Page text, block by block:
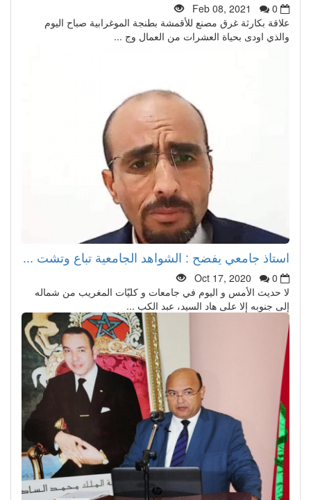
Feb 08, 2021
0
علاقة بكارثة غرق مصنع للأقمشة بطنجة الموغرابية صباح اليوم
والذي اودى بحياة العشرات من العمال وج ...
استاذ جامعي يفضح : الشواهد الجامعية تباع وتشت ...
Oct 17, 2020
0
لا حديث الأمس و اليوم في جامعات و كليّات المغريب من شماله
إلى جنوبه إلا على هاد السيد، عبد الكب ...